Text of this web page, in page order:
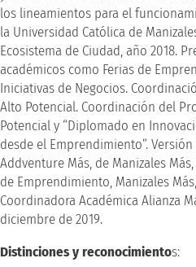
los lineamientos para el
la Universidad Católica de
Ecosistema de Ciudad, año 2018.
académicos como Ferias de
Iniciativas de Negocios.
Alto Potencial. Coordinación del
Potencial y “Diplomado en
desde el Emprendimiento”.
Addventure Más, de Manizales
de Emprendimiento, Manizales
Coordinadora Académica Alianza
diciembre de 2019.
Distinciones y reconocimientos: